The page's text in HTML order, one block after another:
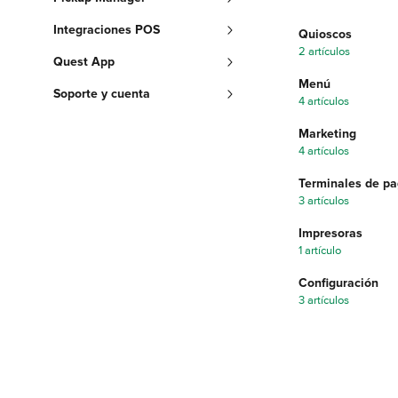
Integraciones POS
Quest App
Soporte y cuenta
Quioscos
2 artículos
Menú
4 artículos
Marketing
4 artículos
Terminales de
3 artículos
Impresoras
1 artículo
Configuración
3 artículos